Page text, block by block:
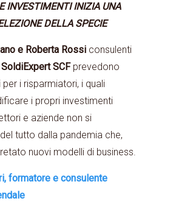
INVESTIMENTI INIZIA UNA
DELLA SPECIE
e Roberta Rossi consulenti
SoldiExpert SCFprevedono
i risparmiatori, i quali
i propri investimenti
e aziende non si
tutto dalla pandemia che,
nuovi modelli di business.
formatore e consulente